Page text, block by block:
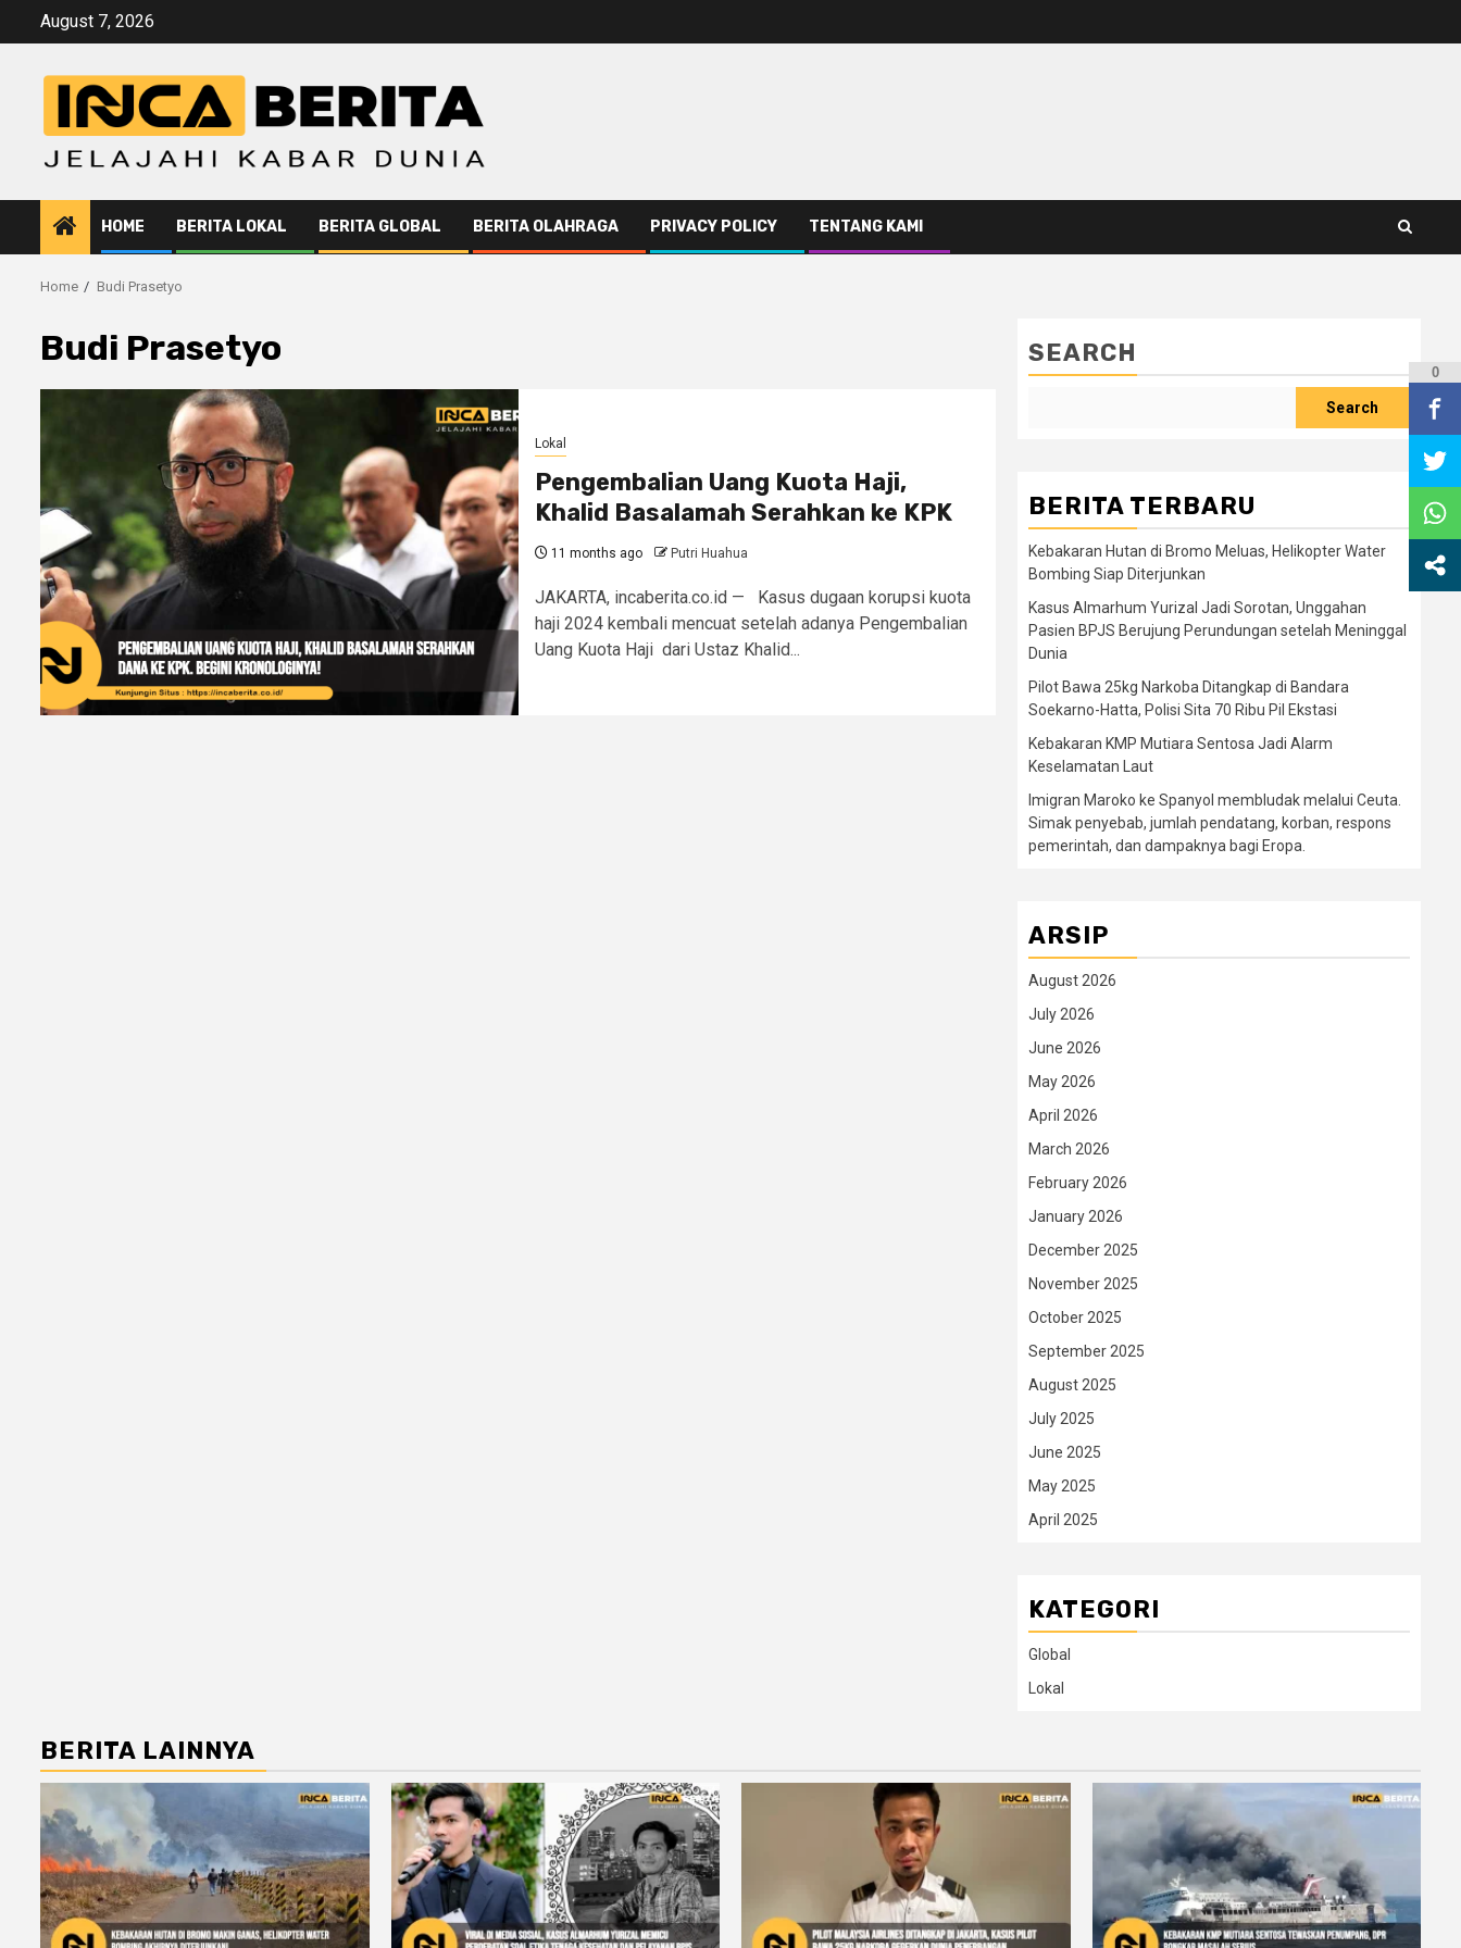
August 7, 2026
HOME BERITA LOKAL BERITA GLOBAL BERITA OLAHRAGA PRIVACY POLICY TENTANG KAMI
Home Budi Prasetyo
Budi Prasetyo
Lokal
Pengembalian Uang Kuota Haji,
Khalid Basalamah Serahkan ke KPK
11 months ago Putri Huahua
JAKARTA, incaberita.co.id — Kasus dugaan korupsi kuota
haji 2024 kembali mencuat setelah adanya Pengembalian
Uang Kuota Haji dari Ustaz Khalid...
SEARCH
Search
BERITA TERBARU
Kebakaran Hutan di Bromo Meluas, Helikopter Water
Bombing Siap Diterjunkan
Kasus Almarhum Yurizal Jadi Sorotan, Unggahan
Pasien BPJS Berujung Perundungan setelah Meninggal
Dunia
Pilot Bawa 25kg Narkoba Ditangkap di Bandara
Soekarno-Hatta, Polisi Sita 70 Ribu Pil Ekstasi
Kebakaran KMP Mutiara Sentosa Jadi Alarm
Keselamatan Laut
Imigran Maroko ke Spanyol membludak melalui Ceuta.
Simak penyebab, jumlah pendatang, korban, respons
pemerintah, dan dampaknya bagi Eropa.
ARSIP
August 2026
July 2026
June 2026
May 2026
April 2026
March 2026
February 2026
January 2026
December 2025
November 2025
October 2025
September 2025
August 2025
July 2025
June 2025
May 2025
April 2025
KATEGORI
Global
Lokal
BERITA LAINNYA
0